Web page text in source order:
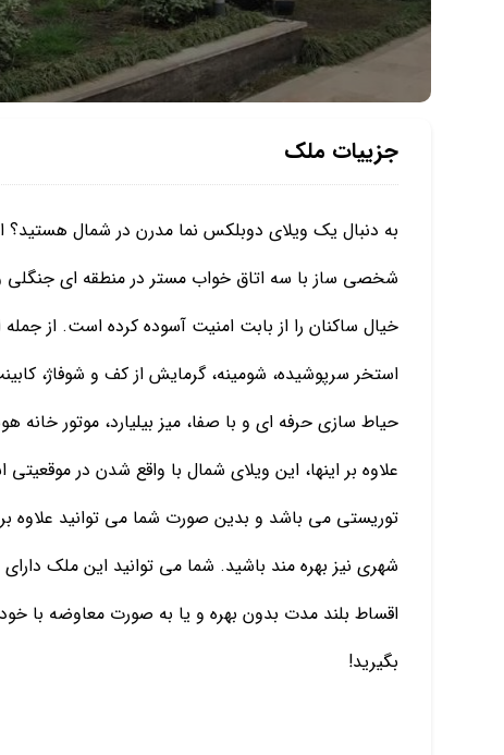
جزییات ملک
به دنبال یک ویلای دوبلکس نما مدرن در شمال
شخصی ساز با سه اتاق خواب مستر در منطقه ای جنگلی
خیال ساکنان را از بابت امنیت آسوده کرده است. از
استخر سرپوشیده، شومینه، گرمایش از کف و شوفاژ،
حیاط سازی حرفه ای و با صفا، میز بیلیارد، موتور
علاوه بر اینها، این ویلای شمال با واقع شدن در
توریستی می باشد و بدین صورت شما می توانید علاوه
شهری نیز بهره مند باشید. شما می توانید این ملک
اقساط بلند مدت بدون بهره و یا به صورت معاوضه با
بگیرید!